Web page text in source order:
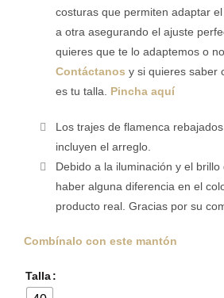
costuras que permiten adaptar
a otra asegurando el ajuste
quieres que te lo adaptemos o
Contáctanos y si quieres saber
es tu talla. Pincha aquí
Los trajes de flamenca
incluyen el arreglo.
Debido a la iluminación y el
haber alguna diferencia en el
producto real. Gracias por su
Combínalo con este mantón
Talla